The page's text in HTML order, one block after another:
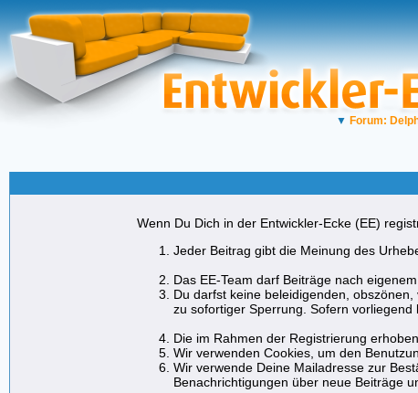
▼ Forum:
Wenn Du Dich in der Entwickler-Ecke (EE)
Jeder Beitrag gibt die Meinung des
Das EE-Team darf Beiträge nach
Du darfst keine beleidigenden,
zu sofortiger Sperrung. Sofern
Die im Rahmen der Registrierung
Wir verwenden Cookies, um den
Wir verwende Deine Mailadresse zur
Benachrichtigungen über neue Beiträge